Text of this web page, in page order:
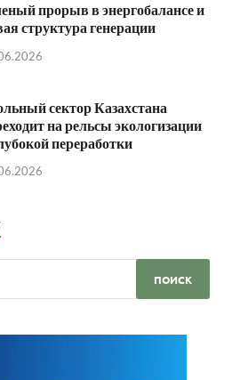
прорыв в энергобалансе и
структура генерации
сектор Казахстана
на рельсы экологизации
переработки